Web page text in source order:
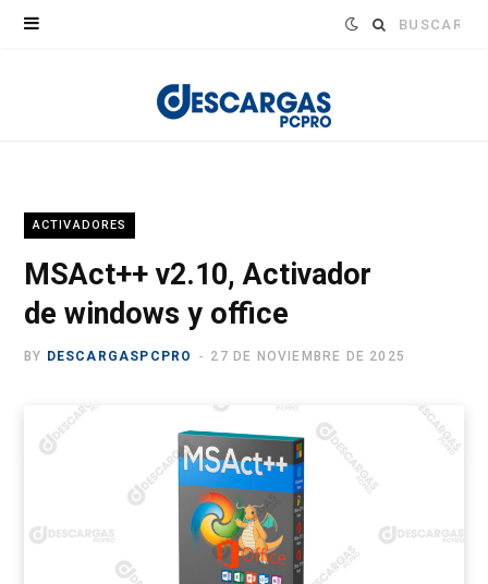
Buscar:
ACTIVADORES
MSAct++ v2.10, Activador
de windows y office
BY DESCARGASPCPRO 27 DE NOVIEMBRE DE 2025